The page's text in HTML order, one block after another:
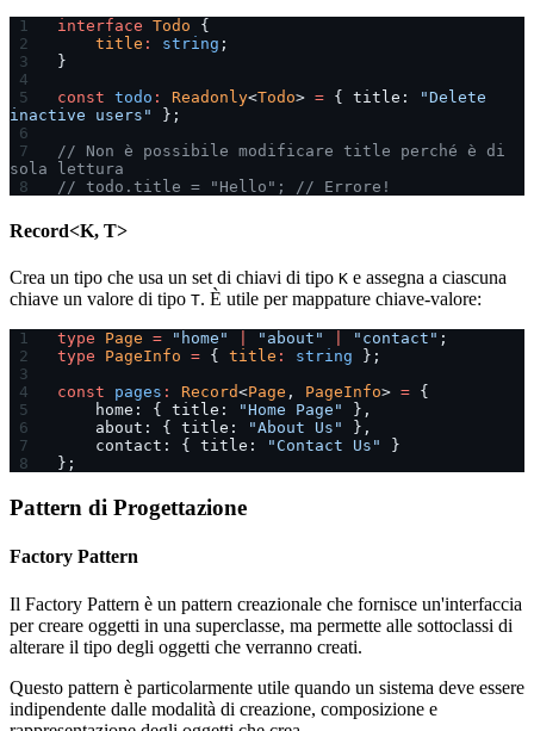
interface Todo {
    title
: string ;
}
const todo : Readonly<Todo> = { title:
"Delete
inactive users"
};
// Non è possibile modificare title perché è di
sola lettura
// todo.title = "Hello"; // Errore!
Record<K, T>
Crea un tipo che usa un set di chiavi di tipo K e assegna a ciascuna
chiave un valore di tipo T. È utile per mappature chiave-valore:
type Page = "home" "about" "contact" ;
type PageInfo = { title : string };
const pages : Record<Page , PageInfo> = {
    home: { title:
"Home Page"
},
    about: { title:
"About Us"
},
    contact: { title:
"Contact Us"
}
};
Pattern di Progettazione
Factory Pattern
Il Factory Pattern è un pattern creazionale che fornisce un'interfaccia
per creare oggetti in una superclasse, ma permette alle sottoclassi di
alterare il tipo degli oggetti che verranno creati.
Questo pattern è particolarmente utile quando un sistema deve essere
indipendente dalle modalità di creazione, composizione e